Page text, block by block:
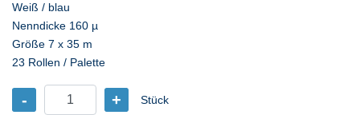
Weiß / blau
Nenndicke 160 µ
Größe 7 x 35 m
23 Rollen / Palette
Silofolie
- + Stück